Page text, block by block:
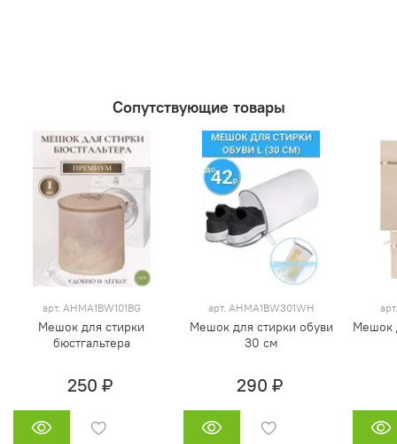
Сопутствующие товары
арт. AHMA1BW101BG
Мешок для стирки
бюстгальтера
250 ₽
арт. AHMA1BW301WH
Мешок для стирки обуви
30 см
290 ₽
Мешок